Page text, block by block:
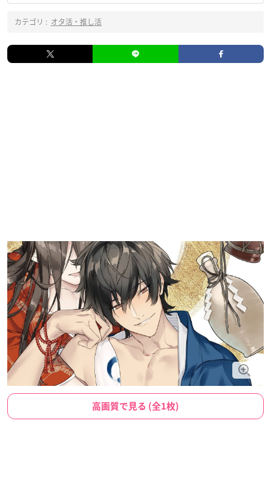
カテゴリ : オタ活・推し活
高画質で見る (全1枚)